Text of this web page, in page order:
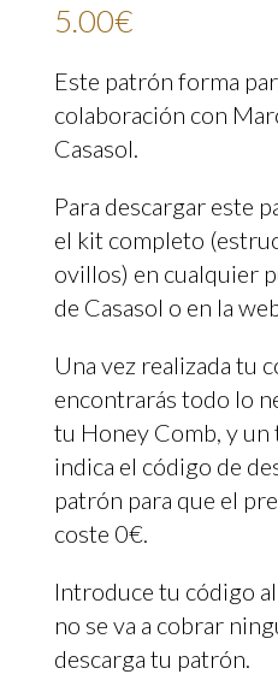
5.00€
Este patrón forma
colaboración con
Casasol.
Para descargar este
el kit completo
ovillos) en cualquier
de Casasol o en la
Una vez realizada tu
encontrarás todo lo
tu Honey Comb, y un
indica el código de
patrón para que el
coste 0€.
Introduce tu código
no se va a cobrar
descarga tu patrón.